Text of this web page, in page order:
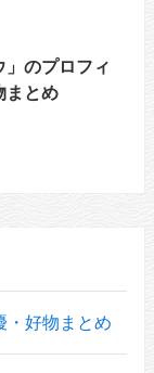
」のプロフィ
まとめ
・好物まとめ